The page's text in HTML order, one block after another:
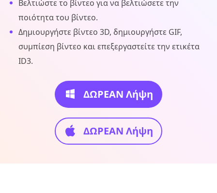
Βελτιώστε το βίντεο για να βελτιώσετε την
ποιότητα του βίντεο.
Δημιουργήστε βίντεο 3D, δημιουργήστε GIF,
συμπίεση βίντεο και επεξεργαστείτε την ετικέτα
ID3.
ΔΩΡΕΑΝ Λήψη
ΔΩΡΕΑΝ Λήψη